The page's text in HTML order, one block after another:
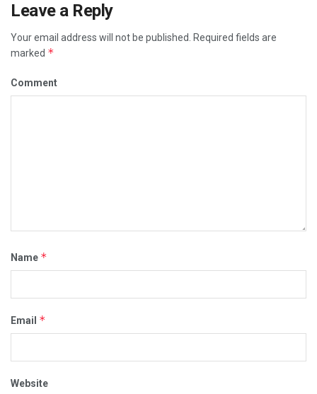
Leave a Reply
Your email address will not be published. Required fields are
marked *
Comment
Name *
Email *
Website